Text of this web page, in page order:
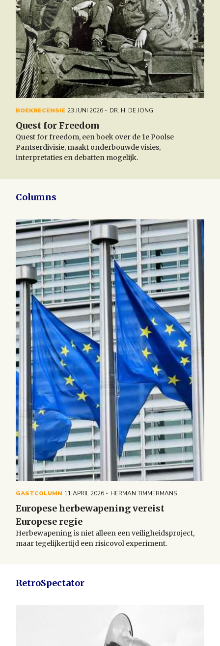
BOEKRECENSIE 23 JUNI 2026 DR. H. DE JONG
Quest for Freedom
Quest for freedom, een boek over de 1e Poolse
Pantserdivisie, maakt onderbouwde visies,
interpretaties en debatten mogelijk.
Columns
GASTCOLUMN 11 APRIL 2026 HERMAN TIMMERMANS
Europese herbewapening vereist
Europese regie
Herbewapening is niet alleen een veiligheidsproject,
maar tegelijkertijd een risicovol experiment.
RetroSpectator